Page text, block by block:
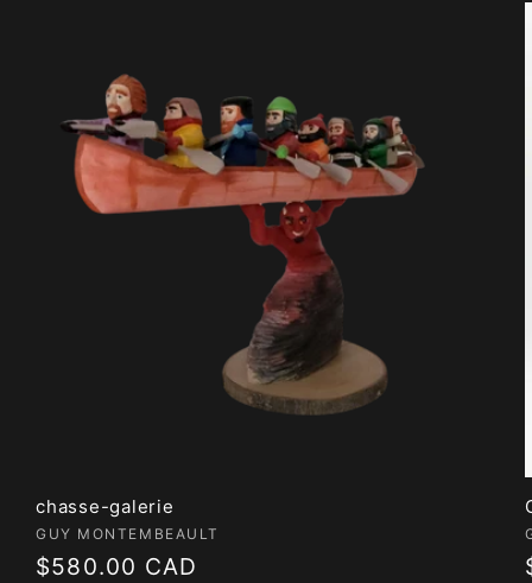
chasse-galerie
Fournisseur :
GUY MONTEMBEAULT
Prix
$580.00 CAD